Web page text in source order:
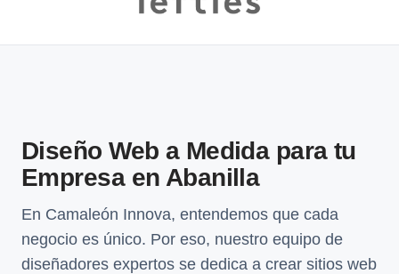
Diseño Web a Medida para tu
Empresa en Abanilla
En Camaleón Innova, entendemos que cada
negocio es único. Por eso, nuestro equipo de
diseñadores expertos se dedica a crear sitios web